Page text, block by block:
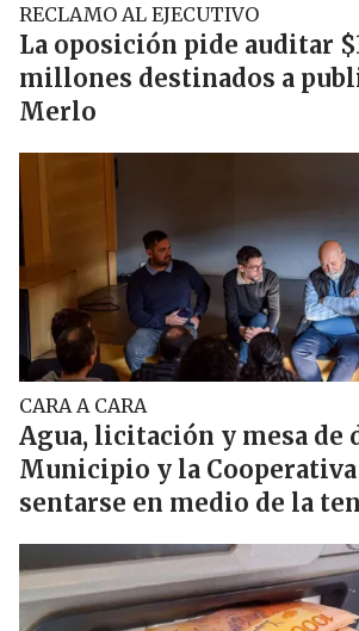
RECLAMO AL EJECUTIVO
La oposición pide auditar
millones destinados a
Merlo
CARA A CARA
Agua, licitación y mesa de
Municipio y la
sentarse en medio de la